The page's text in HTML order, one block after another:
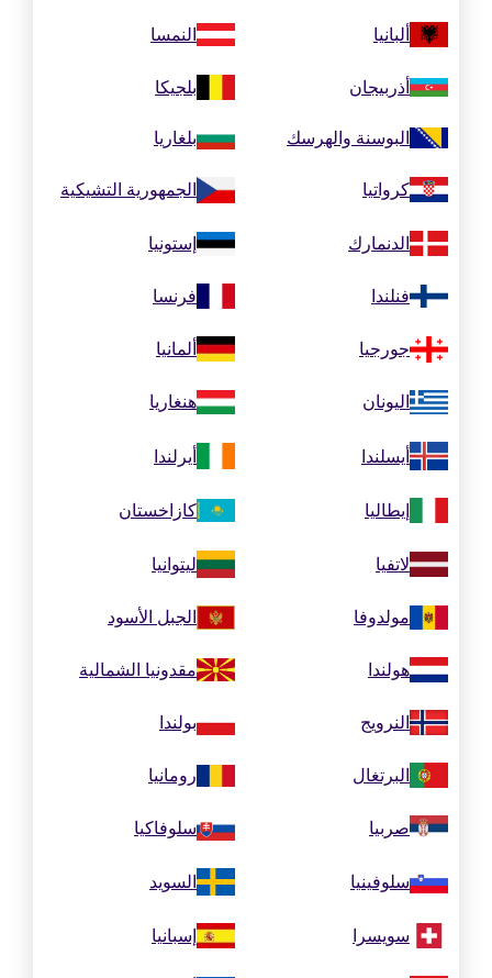
ألبانيا النمسا
أذربيجان بلجيكا
البوسنة والهرسك بلغاريا
كرواتيا الجمهورية التشيكية
الدنمارك إستونيا
فنلندا فرنسا
جورجيا ألمانيا
اليونان هنغاريا
أيسلندا أيرلندا
إيطاليا كازاخستان
لاتفيا ليتوانيا
مولدوفا الجبل الأسود
هولندا مقدونيا الشمالية
النرويج بولندا
البرتغال رومانيا
صربيا سلوفاكيا
سلوفينيا السويد
سويسرا إسبانيا